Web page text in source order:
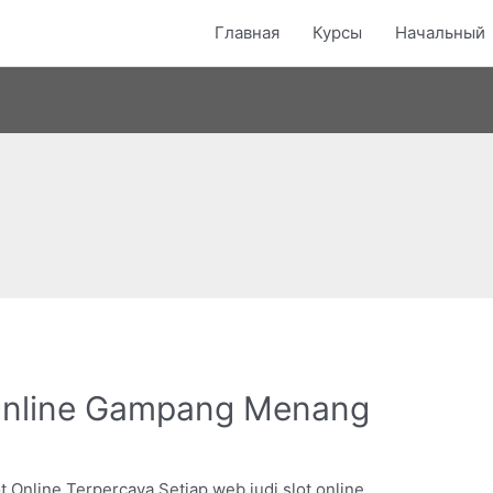
Главная Курсы Начальный
Gampang Menang